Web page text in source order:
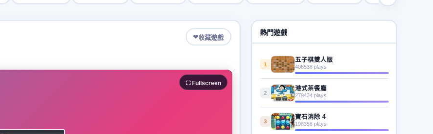
❤收藏遊戲
⛶ Fullscreen
熱門遊戲
1
五子棋雙人版
406538 plays
2
港式茶餐廳
279434 plays
3
寶石消除 4
196356 plays